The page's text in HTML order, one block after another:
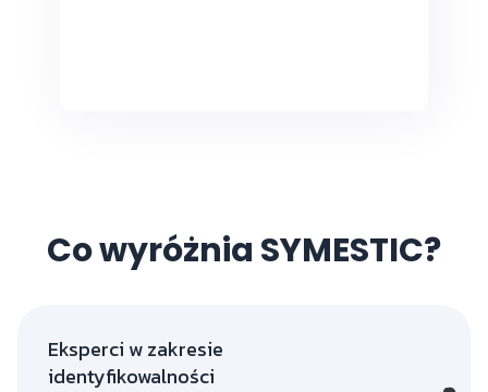
Co wyróżnia SYMESTIC?
Eksperci w zakresie
identyfikowalności